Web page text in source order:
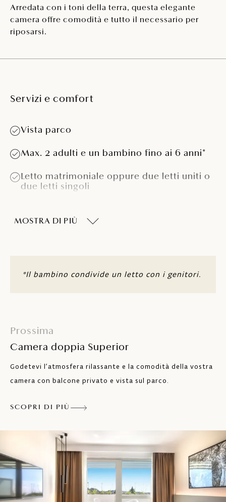
Arredata con i toni della terra, questa elegante
camera offre comodità e tutto il necessario per
riposarsi.
Servizi e comfort
Vista parco
Max. 2 adulti e un bambino fino ai 6 anni*
Letto matrimoniale oppure due letti uniti o
due letti singoli
Balcone con sedie e tavolo
Telefono
Asciugacapelli
Cassaforte
MOSTRA DI PIÙ
*Il bambino condivide un letto con i genitori.
Prossima
Camera doppia Superior
Godetevi l’atmosfera rilassante e la comodità della vostra
camera con balcone privato e vista sul parco.
SCOPRI DI PIÙ